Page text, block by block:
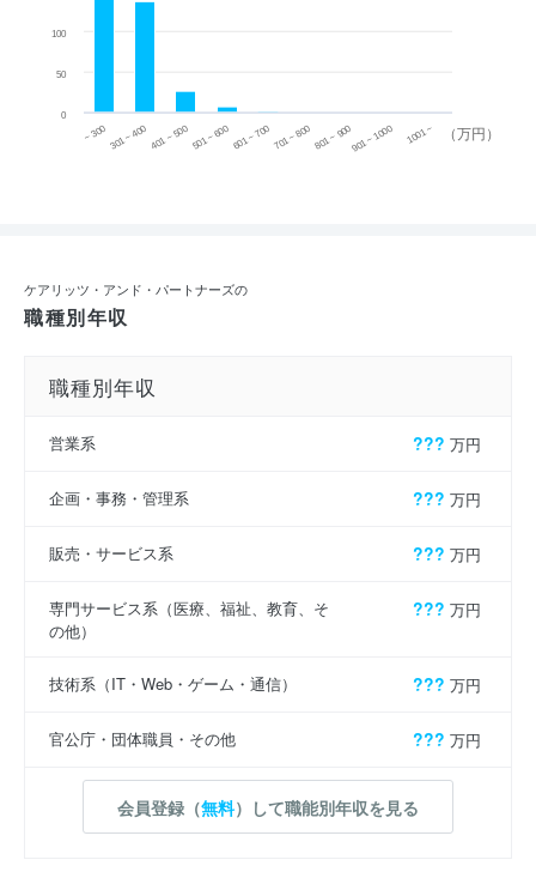
（万円）
~ 300 301 ~ 400 401 ~ 500501 ~ 600601 ~ 700701 ~ 800801 ~ 900901 ~ 1000 1001 ~
0
50
100
ケアリッツ・アンド・パートナーズの
職種別年収
職種別年収
営業系 ??? 万円
企画・事務・管理系 ??? 万円
販売・サービス系 ??? 万円
専門サービス系（医療、福祉、教育、そ
の他）
??? 万円
技術系（IT・Web・ゲーム・通信） ??? 万円
官公庁・団体職員・その他 ??? 万円
会員登録（無料）して職能別年収を見る